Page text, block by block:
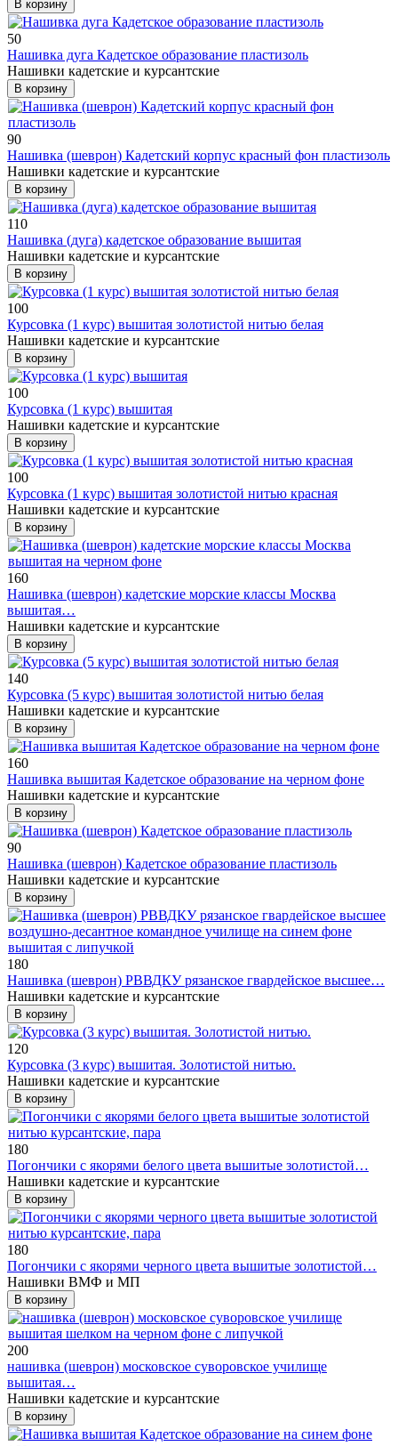
В корзину
50
Нашивка дуга Кадетское образование пластизоль
Нашивки кадетские и курсантские
В корзину
90
Нашивка (шеврон) Кадетский корпус красный фон пластизоль
Нашивки кадетские и курсантские
В корзину
110
Нашивка (дуга) кадетское образование вышитая
Нашивки кадетские и курсантские
В корзину
100
Курсовка (1 курс) вышитая золотистой нитью белая
Нашивки кадетские и курсантские
В корзину
100
Курсовка (1 курс) вышитая
Нашивки кадетские и курсантские
В корзину
100
Курсовка (1 курс) вышитая золотистой нитью красная
Нашивки кадетские и курсантские
В корзину
160
Нашивка (шеврон) кадетские морские классы Москва
вышитая…
Нашивки кадетские и курсантские
В корзину
140
Курсовка (5 курс) вышитая золотистой нитью белая
Нашивки кадетские и курсантские
В корзину
160
Нашивка вышитая Кадетское образование на черном фоне
Нашивки кадетские и курсантские
В корзину
90
Нашивка (шеврон) Кадетское образование пластизоль
Нашивки кадетские и курсантские
В корзину
180
Нашивка (шеврон) РВВДКУ рязанское гвардейское высшее…
Нашивки кадетские и курсантские
В корзину
120
Курсовка (3 курс) вышитая. Золотистой нитью.
Нашивки кадетские и курсантские
В корзину
180
Погончики с якорями белого цвета вышитые золотистой…
Нашивки кадетские и курсантские
В корзину
180
Погончики с якорями черного цвета вышитые золотистой…
Нашивки ВМФ и МП
В корзину
200
нашивка (шеврон) московское суворовское училище
вышитая…
Нашивки кадетские и курсантские
В корзину